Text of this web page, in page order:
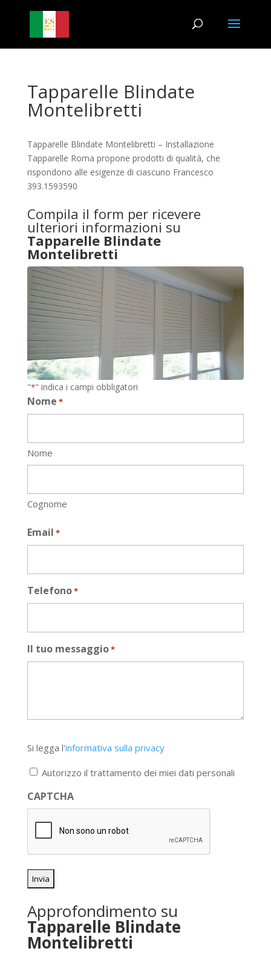
Tapparelle Blindate
Montelibretti
Tapparelle Blindate Montelibretti – Installazione
Tapparelle Roma propone prodotti di qualità, che
rispondono alle esigenze di ciascuno Francesco
393.1593590
Compila il form per ricevere
ulteriori informazioni su
Tapparelle Blindate
Montelibretti
"*" indica i campi obbligatori
Nome *
Nome
Cognome
Email *
Telefono*
Il tuo messaggio*
legga
l'informativa
privacy
*
Si legga l'informativa sulla privacy
Autorizzo il trattamento dei miei dati personali
CAPTCHA
Approfondimento su
Tapparelle Blindate
Montelibretti